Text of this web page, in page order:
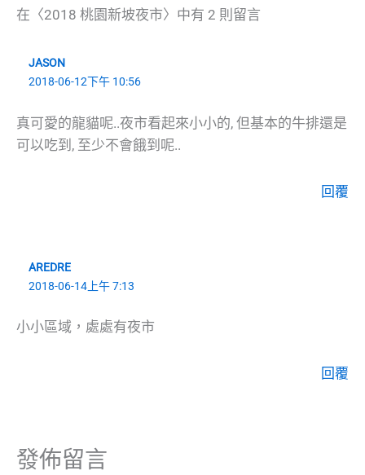
在〈2018 桃園新坡夜市〉中有 2 則留言
JASON
2018-06-12下午 10:56
真可愛的龍貓呢..夜市看起來小小的, 但基本的牛排還是
可以吃到, 至少不會餓到呢..
回覆
AREDRE
2018-06-14上午 7:13
小小區域，處處有夜市
回覆
發佈留言